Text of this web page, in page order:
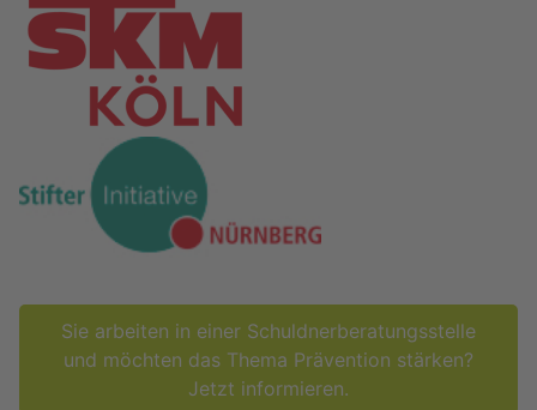
Sie ar­bei­ten in einer Schuld­ner­be­ra­tungs­stel­le
und möch­ten das Thema Prä­ven­ti­on stär­ken?
Jetzt in­for­mie­ren.